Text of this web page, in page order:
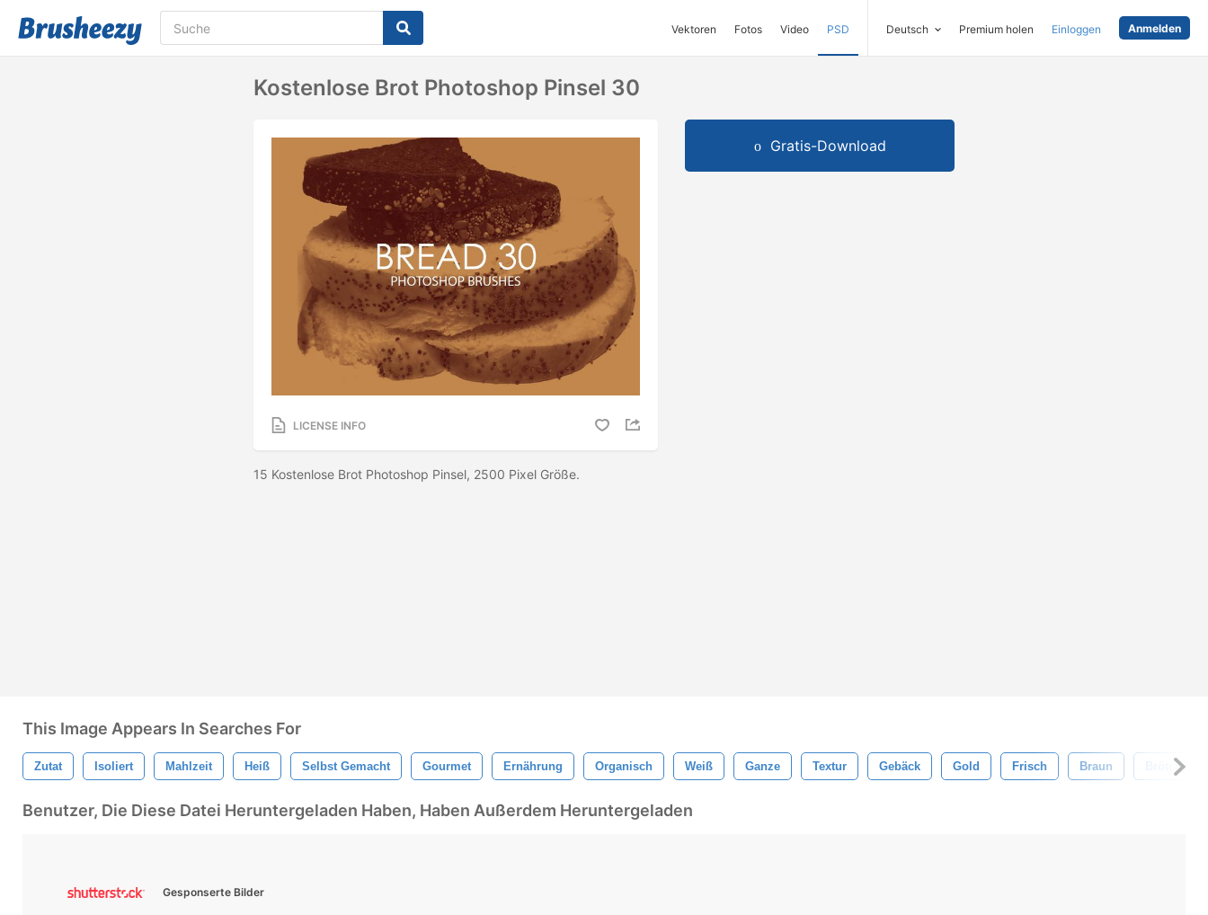
Vektoren Fotos Video PSD Deutsch Premium holen Einloggen Anmelden
Kostenlose Brot Photoshop Pinsel 30
LICENSE INFO
15 Kostenlose Brot Photoshop Pinsel, 2500 Pixel Größe.
Gratis-Download
This Image Appears In Searches For
Zutat Isoliert Mahlzeit Heiß Selbst Gemacht Gourmet Ernährung Organisch Weiß Ganze Textur Gebäck Gold Frisch Braun Brötchen
Benutzer, Die Diese Datei Heruntergeladen Haben, Haben Außerdem Heruntergeladen
Gesponserte Bilder